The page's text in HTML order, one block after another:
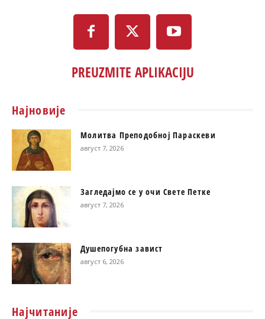
PREUZMITE APLIKACIJU
Најновије
Молитва Преподобној Параскеви
август 7, 2026
Загледајмо се у очи Свете Петке
август 7, 2026
Душепогубна завист
август 6, 2026
Најчитаније